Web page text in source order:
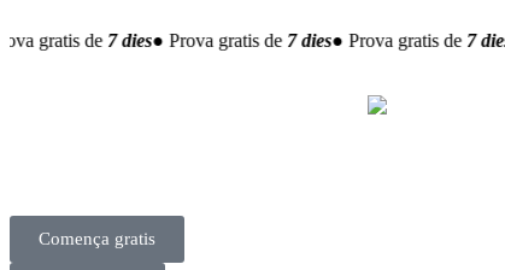
gratis de7 dies● Prova gratis de7 dies● Prova gratis de7 dies
Comença gratis